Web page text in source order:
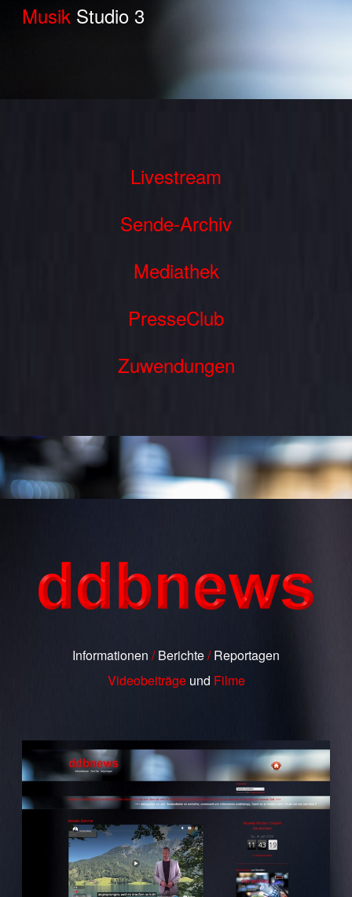
Musik Studio 3
Livestream
Sende-Archiv
Mediathek
PresseClub
Zuwendungen
Informationen /Berichte/Reportagen
Videobeiträge und Filme